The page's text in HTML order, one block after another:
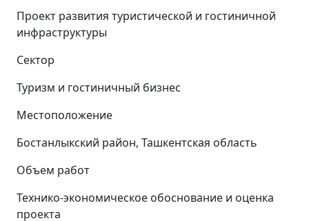
Проект развития туристической и гостиничной
инфраструктуры
Сектор
Туризм и гостиничный бизнес
Местоположение
Бостанлыкский район, Ташкентская область
Объем работ
Технико-экономическое обоснование и оценка
проекта